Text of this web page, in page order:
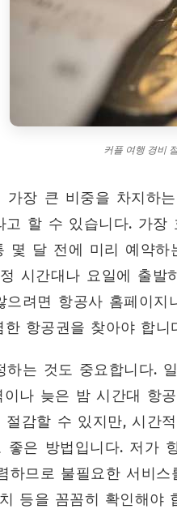
약 비교표
커플 여행 경비
가장 큰 비중을 차지하
고 할 수 있습니다. 가
몇 달 전에 미리 예약
시간대나 요일에 출
으려면 항공사 홈페이
항공권을 찾아야 합니
하는 것도 중요합니다.
이나 늦은 밤 시간대 항
절감할 수 있지만, 시간
좋은 방법입니다. 저가
하므로 불필요한 서비
등을 꼼꼼히 확인해야